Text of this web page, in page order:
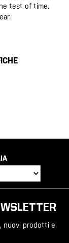
test of time.
nuovi prodotti e